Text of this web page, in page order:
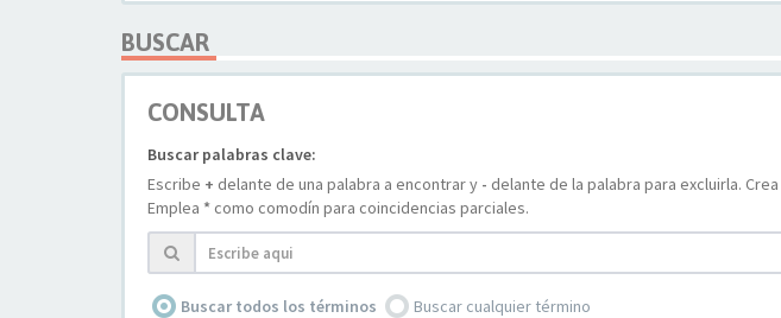
BUSCAR
CONSULTA
Buscar palabras clave:
Escribe + delante de una palabra a encontrar y - delante de la palabra para excluirla.
Emplea * como comodín para coincidencias parciales.
Buscar todos los términos Buscar cualquier término